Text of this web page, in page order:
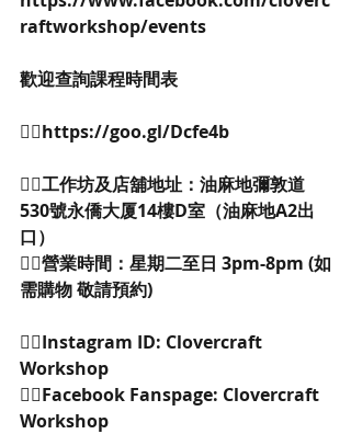
raftworkshop/events
歡迎查詢課程時間表
👉🏻https://goo.gl/Dcfe4b
👉🏻工作坊及店舖地址：油麻地彌敦道
530號永僑大厦14樓D室（油麻地A2出
口）
👉🏻營業時間：星期二至日 3pm-8pm (如
需購物 敬請預約)
👉🏻Instagram ID: Clovercraft
Workshop
👉🏻Facebook Fanspage: Clovercraft
Workshop